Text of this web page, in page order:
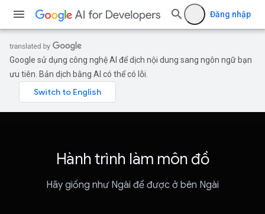
Đăng nhập
Google sử dụng công nghệ AI để dịch nội dung sang ngôn ngữ bạn
ưu tiên. Bản dịch bằng AI có thể có lỗi.
Hành trình làm môn đồ
Hãy giống như Ngài để được ở bên Ngài